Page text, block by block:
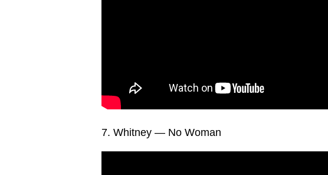
7. Whitney — No Woman